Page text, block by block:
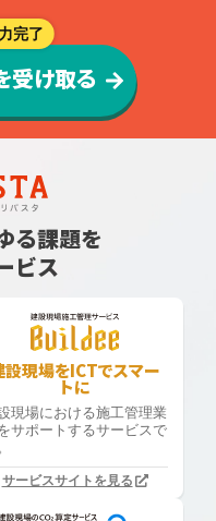
完了
受け取る
る課題を
ビス
設現場をICTでスマー
トに
現場における施工管理業
サポートするサービスで
サービスサイトを見る